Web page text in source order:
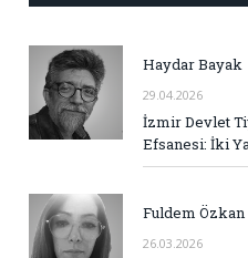
Haydar Bayak
29.04.2026
İzmir Devlet
Efsanesi: İki
Fuldem Özkan
26.03.2026